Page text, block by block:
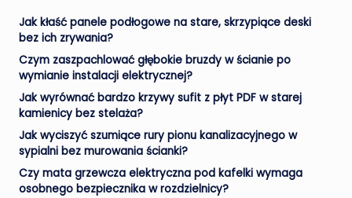
Jak kłaść panele podłogowe na stare, skrzypiące deski
bez ich zrywania?
Czym zaszpachlować głębokie bruzdy w ścianie po
wymianie instalacji elektrycznej?
Jak wyrównać bardzo krzywy sufit z płyt PDF w starej
kamienicy bez stelaża?
Jak wyciszyć szumiące rury pionu kanalizacyjnego w
sypialni bez murowania ścianki?
Czy mata grzewcza elektryczna pod kafelki wymaga
osobnego bezpiecznika w rozdzielnicy?